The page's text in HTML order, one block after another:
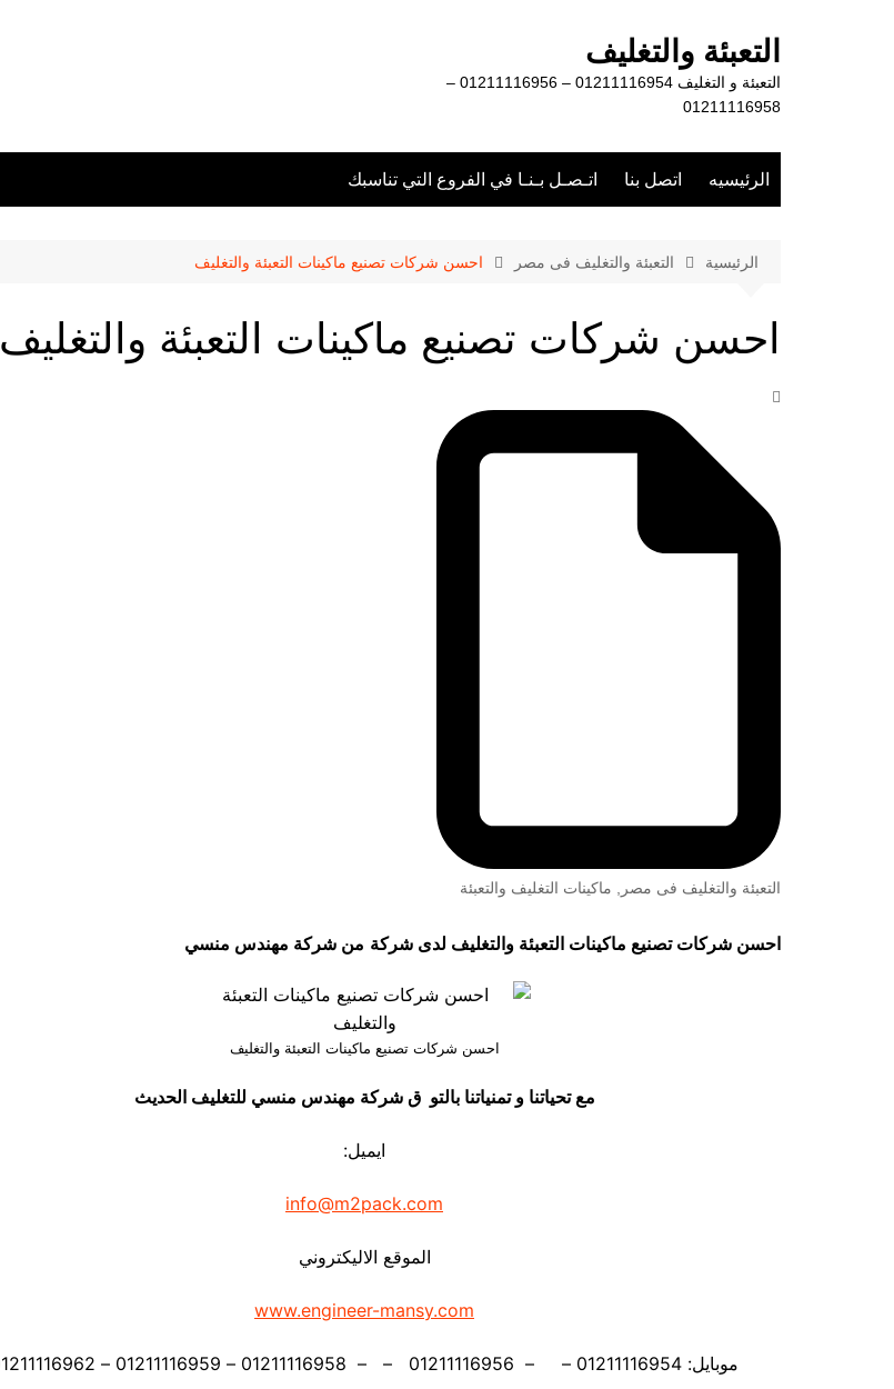
التعبئة والتغليف
التعبئة و التغليف 01211116954 – 01211116956 –
01211116958
الرئيسيه اتصل بنا اتـصـل بـنـا في الفروع التي تناسبك
الرئيسية التعبئة والتغليف فى مصر احسن شركات تصنيع ماكينات التعبئة والتغليف
احسن شركات تصنيع ماكينات التعبئة والتغليف
التعبئة والتغليف فى مصر , ماكينات التغليف والتعبئة
احسن شركات تصنيع ماكينات التعبئة والتغليف لدى شركة من شركة مهندس منسي
احسن شركات تصنيع ماكينات التعبئة والتغليف
مع تحياتنا و تمنياتنا بالتو ق شركة مهندس منسي للتغليف الحديث
ايميل:
info@m2pack.com
الموقع الاليكتروني
www.engineer-mansy.com
موبايل: 01211116954 – – 01211116956 – – 01211116958 – 01211116959 – 01211116962